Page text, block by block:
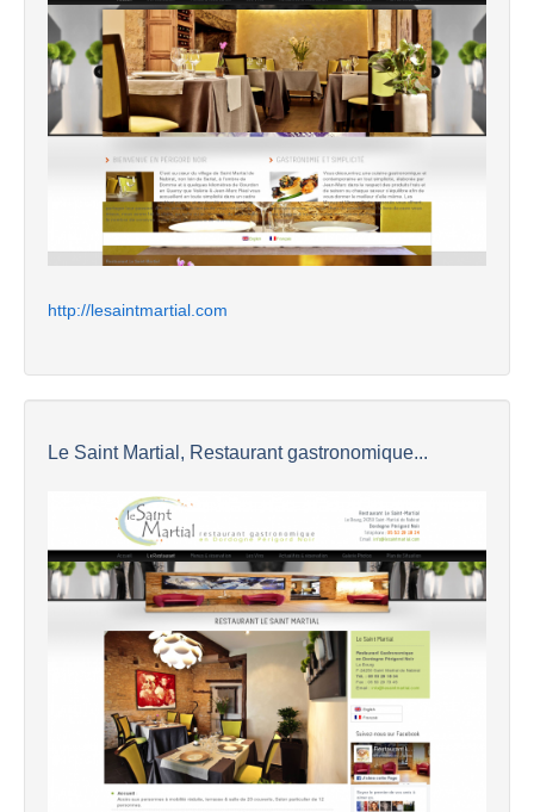
http://lesaintmartial.com
Le Saint Martial, Restaurant gastronomique...